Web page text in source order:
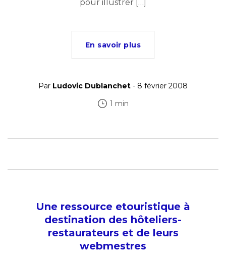
pour illustrer […]
En savoir plus
Par Ludovic Dublanchet - 8 février 2008
1 min
Une ressource etouristique à
destination des hôteliers-
restaurateurs et de leurs
webmestres